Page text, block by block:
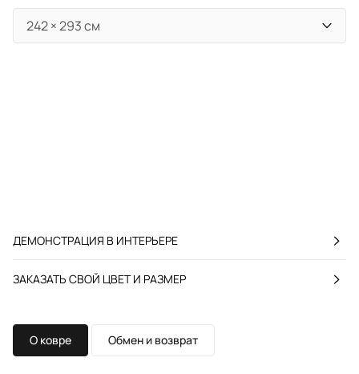
ДЕМОНСТРАЦИЯ В ИНТЕРЬЕРЕ
ЗАКАЗАТЬ СВОЙ ЦВЕТ И РАЗМЕР
О ковре Обмен и возврат